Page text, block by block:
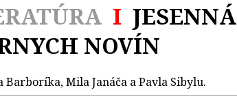
I JESENNÁ
NOVÍN
Mila Janáča a Pavla Sibylu.